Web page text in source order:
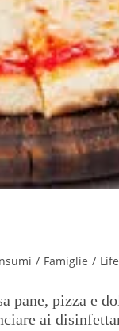
/ Famiglie /
pane, pizza e
ai